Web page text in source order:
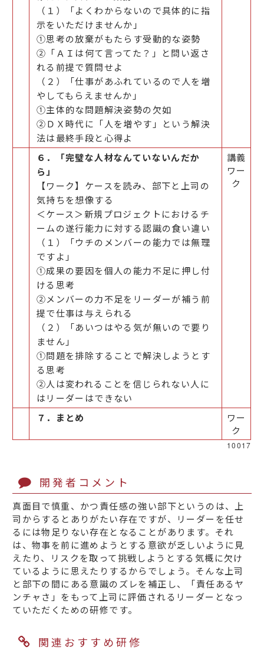
（１）「よくわからないので具体的に指
示をいただけませんか」
①思考の放棄がもたらす受動的な姿勢
②「ＡＩは何て言ってた？」と問い返さ
れる前提で質問せよ
（２）「仕事があふれているので人を増
やしてもらえませんか」
①主体的な問題解決姿勢の欠如
②ＤＸ時代に「人を増やす」という解決
法は最終手段と心得よ
６．「完璧な人材なんていないんだか
ら」
【ワーク】ケースを読み、部下と上司の
気持ちを想像する
＜ケース＞新規プロジェクトにおけるチ
ームの遂行能力に対する認識の食い違い
（１）「ウチのメンバーの能力では無理
ですよ」
①成果の要因を個人の能力不足に押し付
ける思考
②メンバーの力不足をリーダーが補う前
提で仕事は与えられる
（２）「あいつはやる気が無いので要り
ません」
①問題を排除することで解決しようとす
る思考
②人は変われることを信じられない人に
はリーダーはできない
講義
ワー
ク
７．まとめ
ワー
ク
10017
開発者コメント
真面目で慎重、かつ責任感の強い部下というのは、上
司からするとありがたい存在ですが、リーダーを任せ
るには物足りない存在となることがあります。それ
は、物事を前に進めようとする意欲が乏しいように見
えたり、リスクを取って挑戦しようとする気概に欠け
ているように思えたりするからでしょう。そんな上司
と部下の間にある意識のズレを補正し、「責任あるヤ
ンチャさ」をもって上司に評価されるリーダーとなっ
ていただくための研修です。
関連おすすめ研修